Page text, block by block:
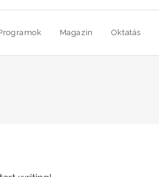
Magazin Oktatás